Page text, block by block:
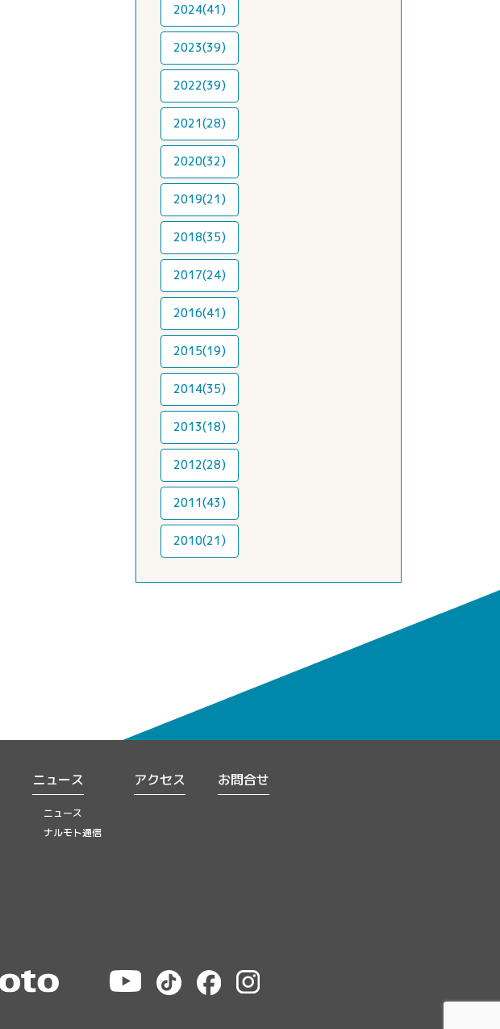
2024(41)
2023(39)
2022(39)
2021(28)
2020(32)
2019(21)
2018(35)
2017(24)
2016(41)
2015(19)
2014(35)
2013(18)
2012(28)
2011(43)
2010(21)
ニュース
ニュース
ナルモト通信
アクセス お問合せ